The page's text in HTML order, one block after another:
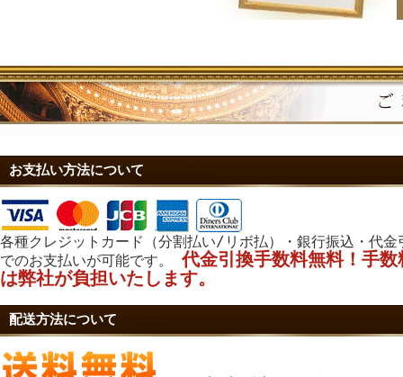
お支払い方法について
各種クレジットカード（分割払い/リボ払）・銀行振込・代金
でのお支払いが可能です。代金引換手数料無料！手数
は弊社が負担いたします。
配送方法について